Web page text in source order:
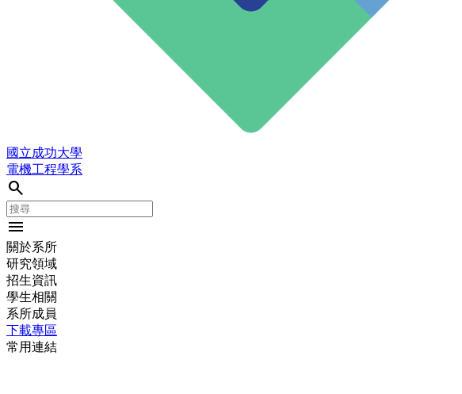
國立成功大學
電機工程學系
search
menu
關於系所
研究領域
招生資訊
學生相關
系所成員
下載專區
常用連結